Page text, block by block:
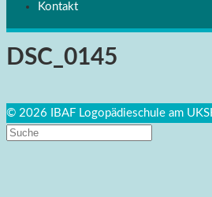
Kontakt
DSC_0145
© 2026 IBAF Logopädieschule am